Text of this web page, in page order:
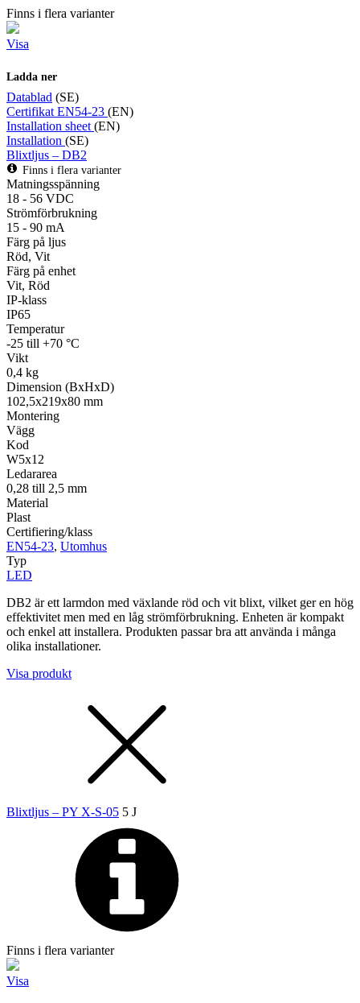
Finns i flera varianter
Visa
Ladda ner
Datablad (SE)
Certifikat EN54-23 (EN)
Installation sheet (EN)
Installation (SE)
Blixtljus – DB2
Finns i flera varianter
Matningsspänning
18 - 56 VDC
Strömförbrukning
15 - 90 mA
Färg på ljus
Röd, Vit
Färg på enhet
Vit, Röd
IP-klass
IP65
Temperatur
-25 till +70 °C
Vikt
0,4 kg
Dimension (BxHxD)
102,5x219x80 mm
Montering
Vägg
Kod
W5x12
Ledararea
0,28 till 2,5 mm
Material
Plast
Certifiering/klass
EN54-23, Utomhus
Typ
LED
DB2 är ett larmdon med växlande röd och vit blixt, vilket ger en hög
effektivitet men med en låg strömförbrukning. Enheten är kompakt
och enkel att installera. Produkten passar bra att använda i många
olika installationer.
Visa produkt
Blixtljus – PY X-S-05 5 J
Finns i flera varianter
Visa